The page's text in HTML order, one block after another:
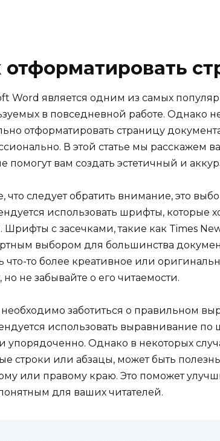
отформатировать
Word является одним из самых
в повседневной работе. Однако
отформатировать страницу
В этой статье мы расскажем
помогут вам создать эстетичный и
что следует обратить внимание, это
использовать шрифты, которые
Шрифты с засечками, такие как Times
выбором для большинства
что-то более креативное или
не забывайте о его читаемости.
заботиться о правильном
использовать выравнивание по
упорядоченно. Однако в некоторых
строки или абзацы, может быть
или правому краю. Это поможет
для ваших читателей.